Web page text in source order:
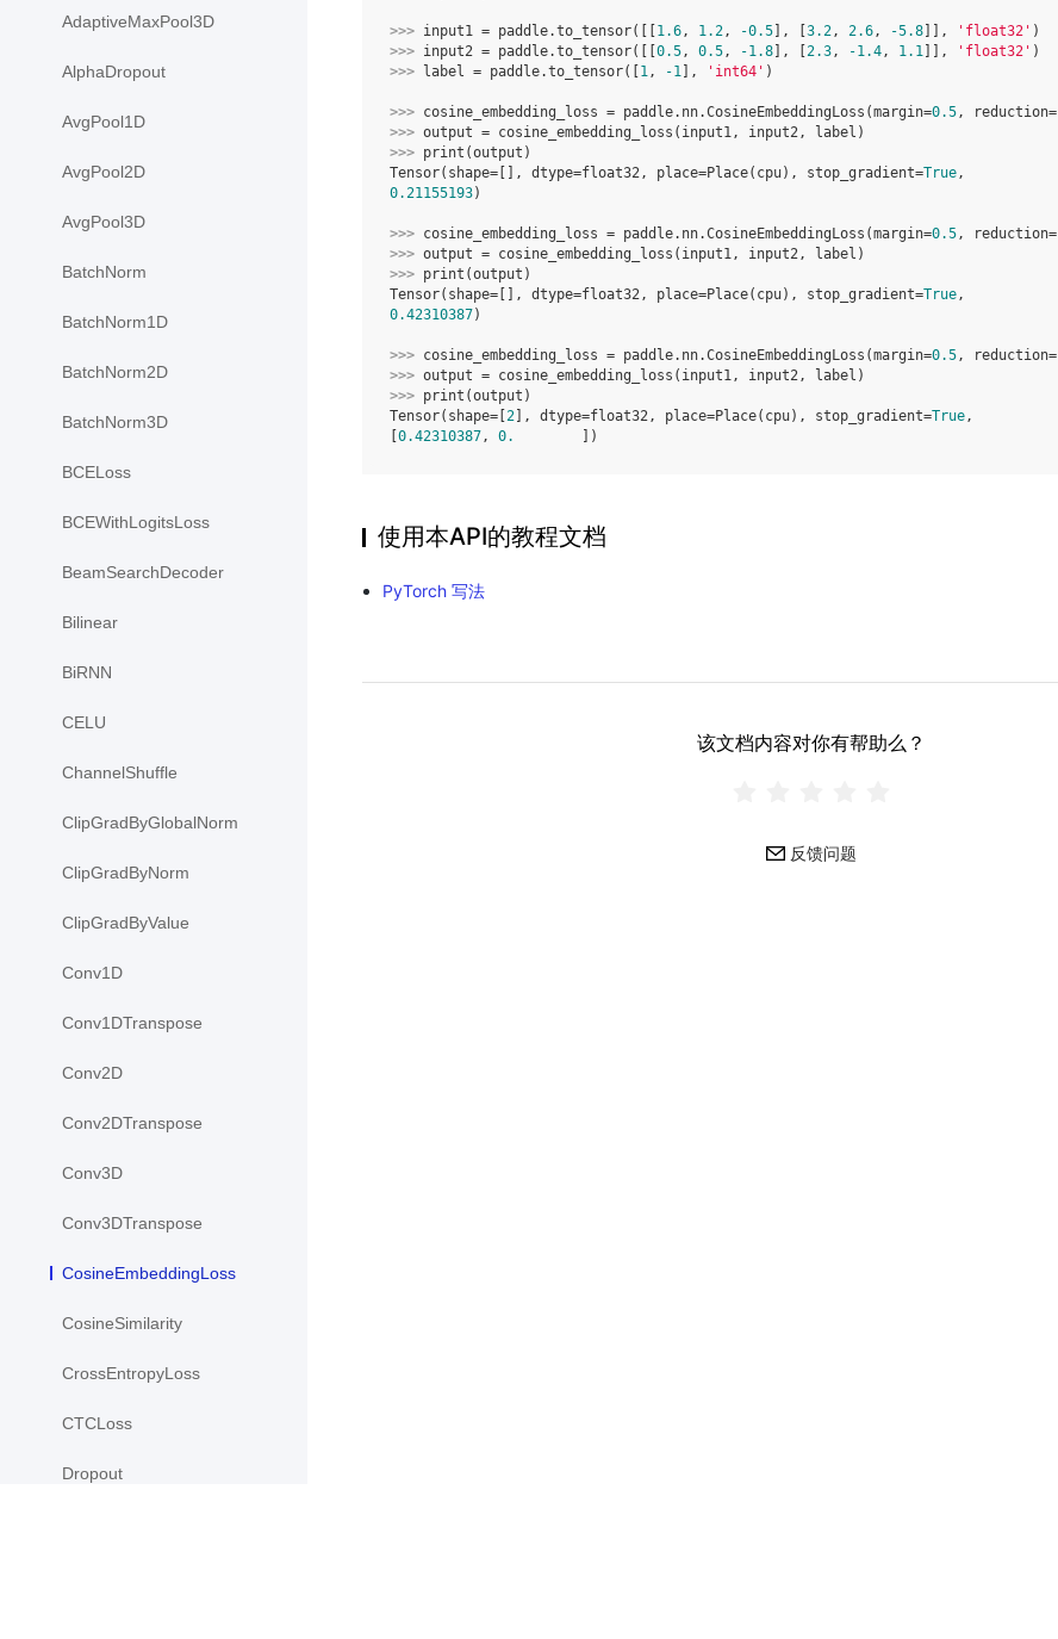
AdaptiveMaxPool3D
AlphaDropout
AvgPool1D
AvgPool2D
AvgPool3D
BatchNorm
BatchNorm1D
BatchNorm2D
BatchNorm3D
BCELoss
BCEWithLogitsLoss
BeamSearchDecoder
Bilinear
BiRNN
CELU
ChannelShuffle
ClipGradByGlobalNorm
ClipGradByNorm
ClipGradByValue
Conv1D
Conv1DTranspose
Conv2D
Conv2DTranspose
Conv3D
Conv3DTranspose
CosineEmbeddingLoss
CosineSimilarity
CrossEntropyLoss
CTCLoss
Dropout
>>> input1 = paddle.to_tensor([[1.6 , 1.2 , -0.5], [3.2 , 2.6 , -5.8]], 'float32' )
>>> input2 = paddle.to_tensor([[0.5 , 0.5 , -1.8], [2.3 , -1.4 , 1.1 ]], 'float32' )
>>> label = paddle.to_tensor([1 , -1 ], 'int64' )
>>> cosine_embedding_loss = paddle. nn.CosineEmbeddingLoss (margin=0.5 , reduction=
>>> output = cosine_embedding_loss ( input1 , input2 , label )
>>> print (output )
Tensor(shape=[], dtype=float32, place=Place(cpu), stop_gradient=True ,
0.21155193)
>>> cosine_embedding_loss = paddle. nn.CosineEmbeddingLoss (margin=0.5 , reduction=
>>> output = cosine_embedding_loss ( input1 , input2 , label )
>>> print (output )
Tensor(shape=[], dtype=float32, place=Place(cpu), stop_gradient=True ,
0.42310387)
>>> cosine_embedding_loss = paddle. nn.CosineEmbeddingLoss (margin=0.5 , reduction=
>>> output = cosine_embedding_loss ( input1 , input2 , label )
>>> print (output )
Tensor(shape=[2], dtype=float32, place=Place(cpu), stop_gradient=True ,
[0.42310387 , 0.
        ])
使用本API的教程文档
PyTorch 写法
该文档内容对你有帮助么？
反馈问题